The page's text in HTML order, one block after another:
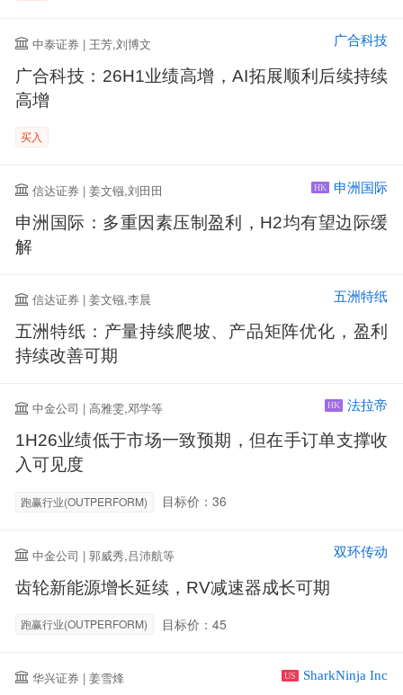
中泰证券 | 王芳,刘博文 广合科技
广合科技：26H1业绩高增，AI拓展顺利后续持续
高增
买入
信达证券 | 姜文镪,刘田田 HK 申洲国际
申洲国际：多重因素压制盈利，H2均有望边际缓
解
信达证券 | 姜文镪,李晨 五洲特纸
五洲特纸：产量持续爬坡、产品矩阵优化，盈利
持续改善可期
中金公司 | 高雅雯,邓学等 HK 法拉帝
1H26业绩低于市场一致预期，但在手订单支撑收
入可见度
跑赢行业(OUTPERFORM) 目标价：36
中金公司 | 郭威秀,吕沛航等 双环传动
齿轮新能源增长延续，RV减速器成长可期
跑赢行业(OUTPERFORM) 目标价：45
华兴证券 | 姜雪烽 US SharkNinja Inc